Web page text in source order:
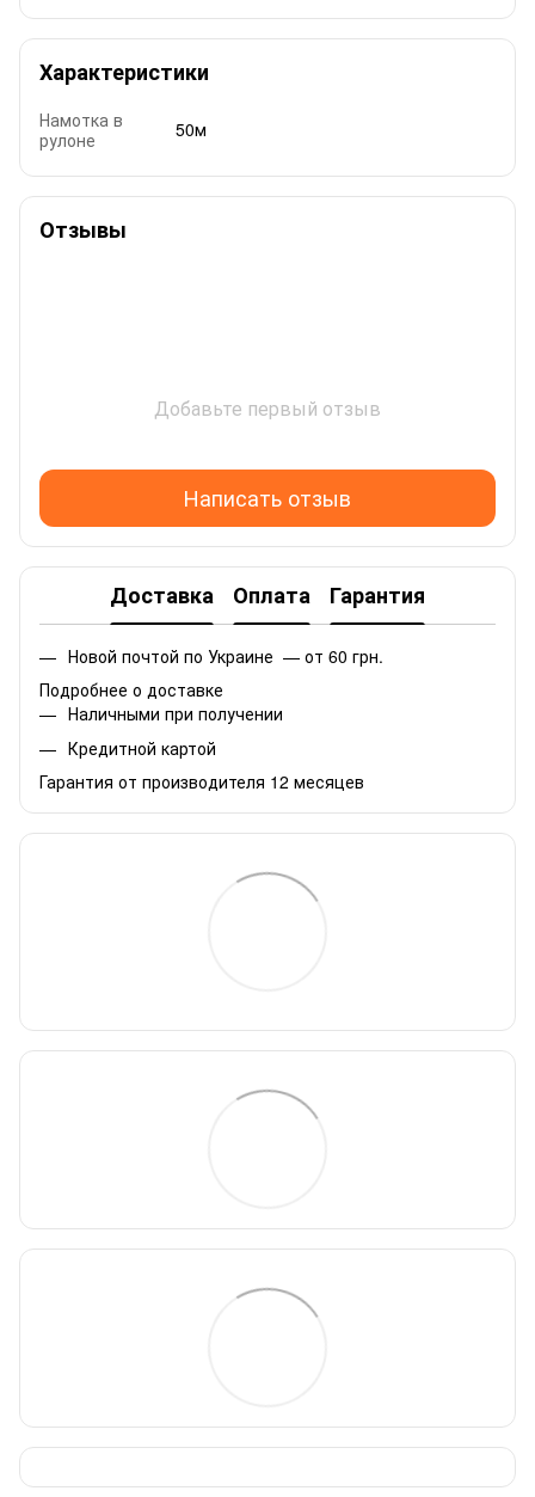
Характеристики
Намотка в
рулоне
50м
Отзывы
Добавьте первый отзыв
Написать отзыв
Доставка Оплата Гарантия
Новой почтой по Украине — от 60 грн.
Подробнее о доставке
Наличными при получении
Кредитной картой
Гарантия от производителя 12 месяцев